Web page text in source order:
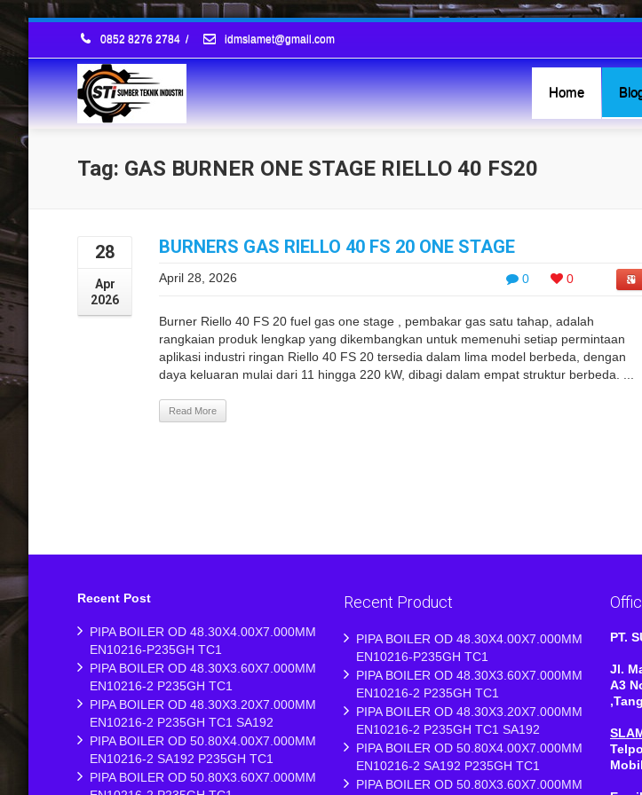
0852 8276 2784 / idmslamet@gmail.com
Home
Tag: GAS BURNER ONE STAGE RIELLO 40 FS20
28
Apr
2026
BURNERS GAS RIELLO 40 FS 20 ONE STAGE
0 0
April 28, 2026
Burner Riello 40 FS 20 fuel gas one stage , pembakar gas satu tahap, adalah
rangkaian produk lengkap yang dikembangkan untuk memenuhi setiap permintaan
aplikasi industri ringan Riello 40 FS 20 tersedia dalam lima model berbeda, dengan
daya keluaran mulai dari 11 hingga 220 kW, dibagi dalam empat struktur berbeda. ...
Read More
Recent Post
PIPA BOILER OD 48.30X4.00X7.000MM
EN10216-P235GH TC1
PIPA BOILER OD 48.30X3.60X7.000MM
EN10216-2 P235GH TC1
PIPA BOILER OD 48.30X3.20X7.000MM
EN10216-2 P235GH TC1 SA192
PIPA BOILER OD 50.80X4.00X7.000MM
EN10216-2 SA192 P235GH TC1
PIPA BOILER OD 50.80X3.60X7.000MM
Recent Product
PIPA BOILER OD 48.30X4.00X7.000MM
EN10216-P235GH TC1
PIPA BOILER OD 48.30X3.60X7.000MM
EN10216-2 P235GH TC1
PIPA BOILER OD 48.30X3.20X7.000MM
EN10216-2 P235GH TC1 SA192
PIPA BOILER OD 50.80X4.00X7.000MM
EN10216-2 SA192 P235GH TC1
PIPA BOILER OD 50.80X3.60X7.000MM
PT.
Jl.
A3